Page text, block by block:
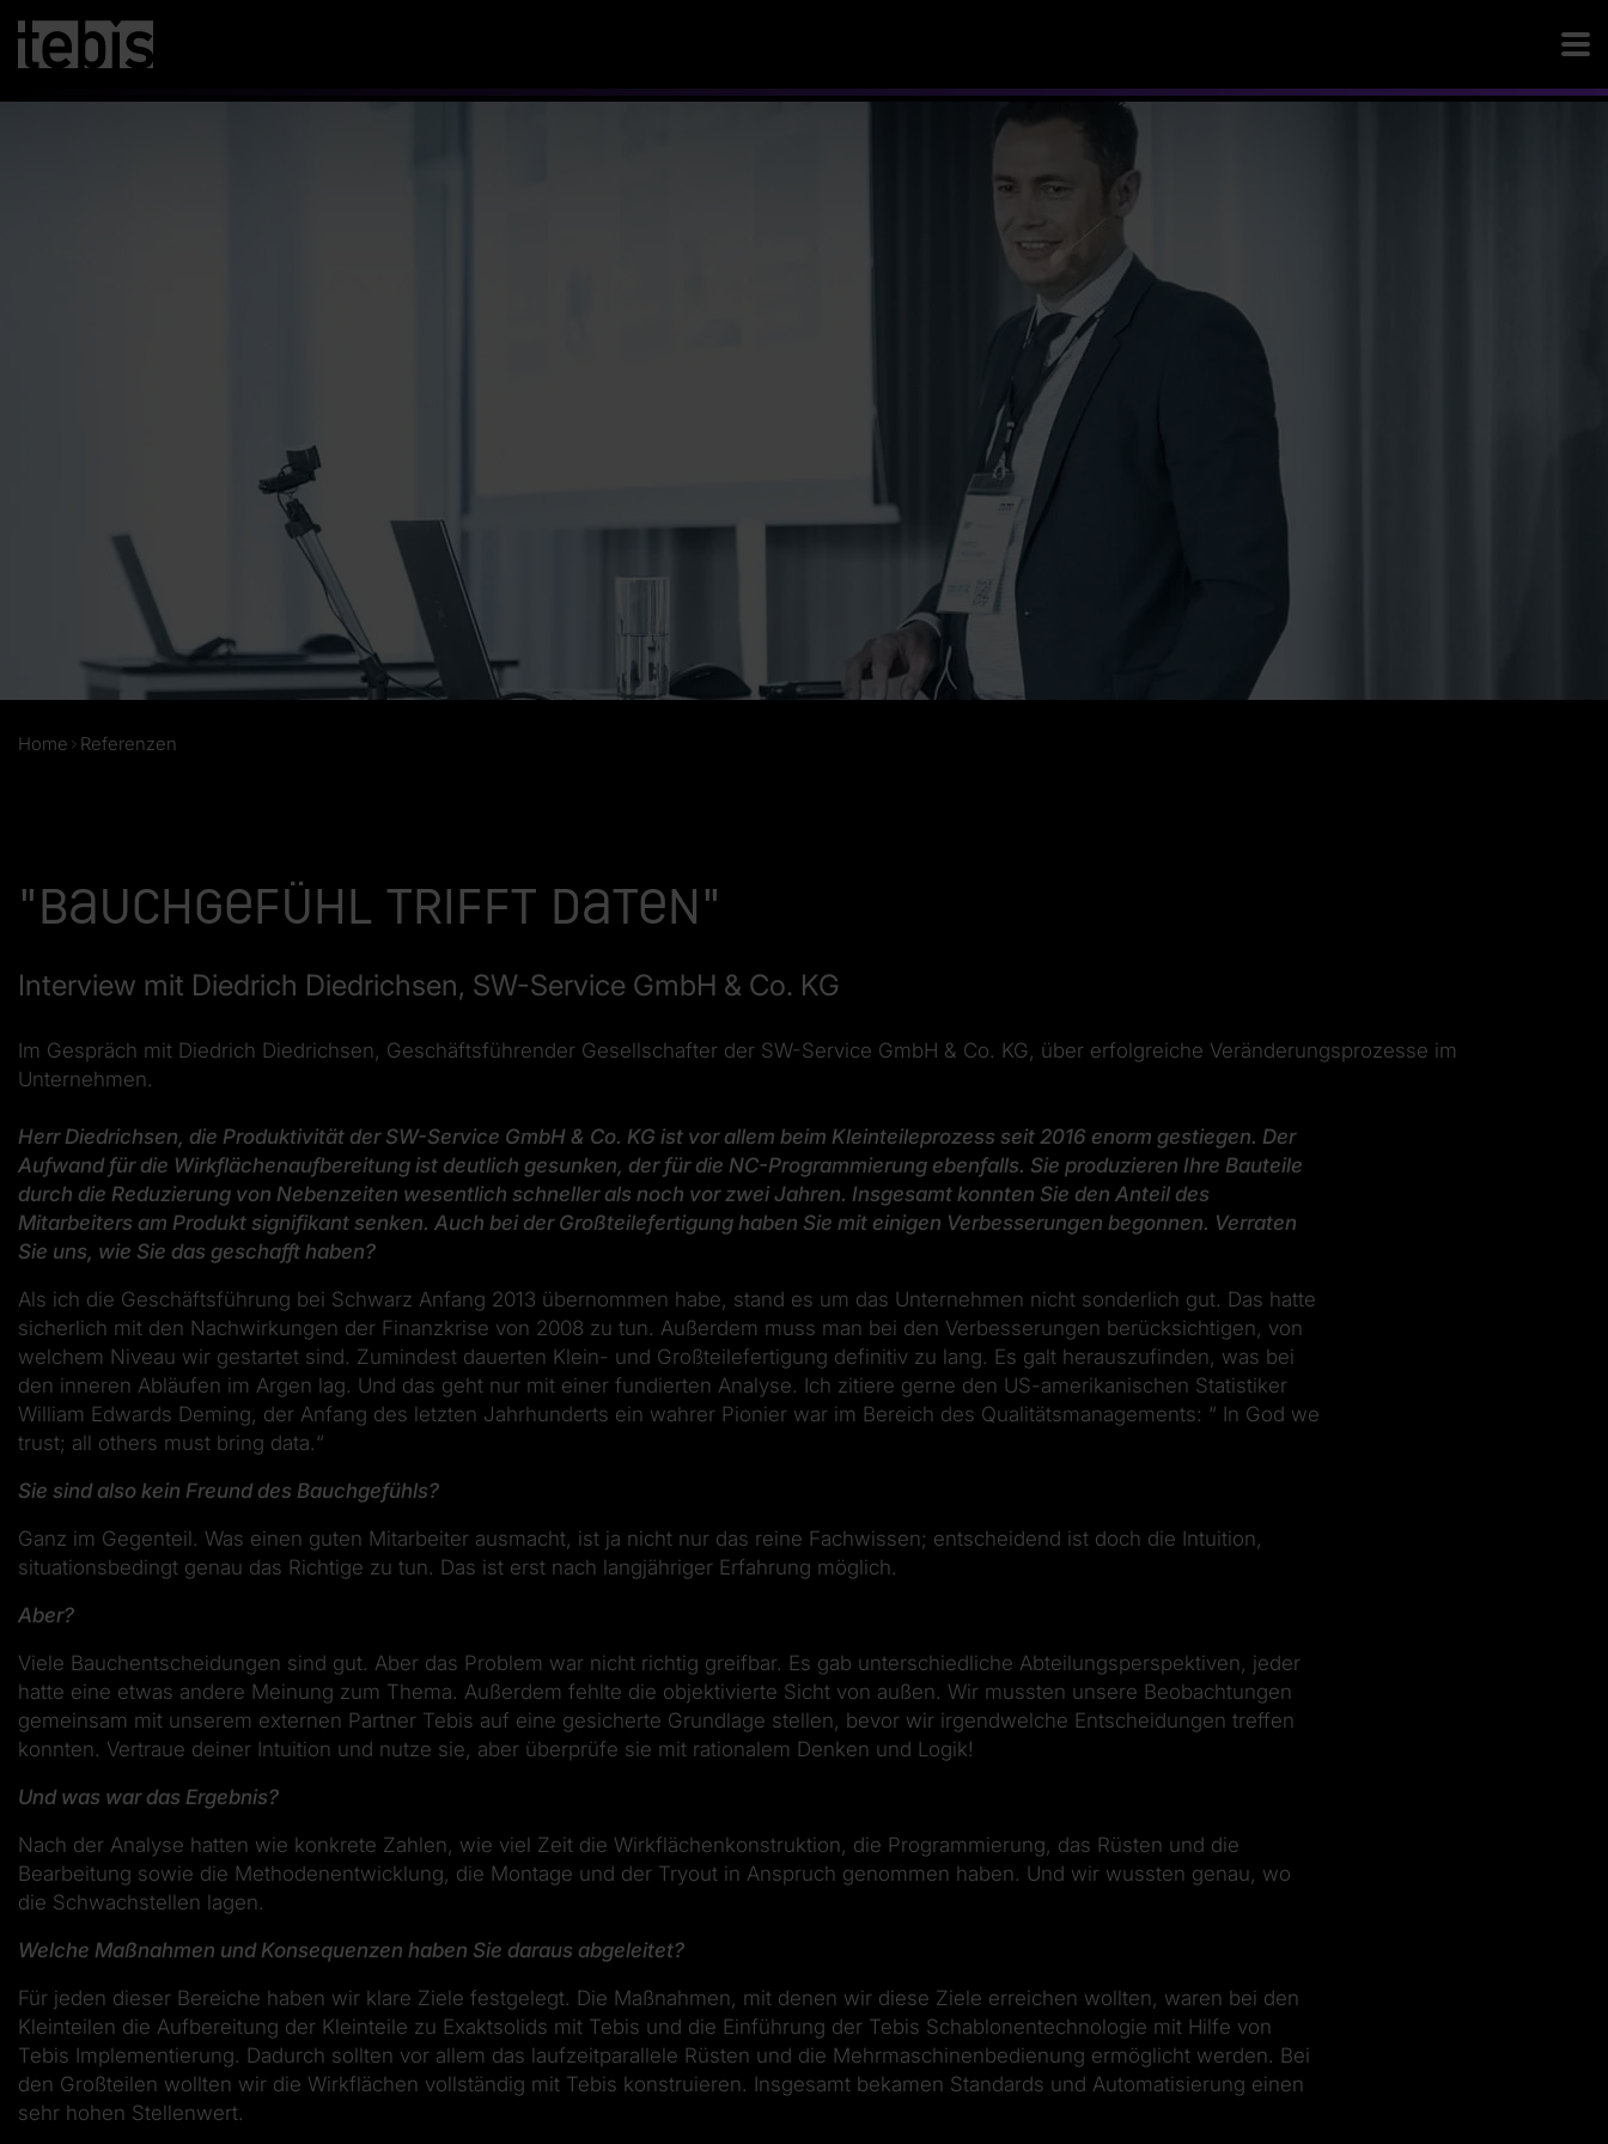
Home Referenzen
"Bauchgefühl trifft Daten"
Interview mit Diedrich Diedrichsen, SW-Service GmbH & Co. KG
Im Gespräch mit Diedrich Diedrichsen, Geschäftsführender Gesellschafter der SW-Service GmbH & Co. KG, über erfolgreiche Veränderungsprozesse im
Unternehmen.
Herr Diedrichsen, die Produktivität der SW-Service GmbH & Co. KG ist vor allem beim Kleinteileprozess seit 2016 enorm gestiegen. Der
Aufwand für die Wirkflächenaufbereitung ist deutlich gesunken, der für die NC-Programmierung ebenfalls. Sie produzieren Ihre Bauteile
durch die Reduzierung von Nebenzeiten wesentlich schneller als noch vor zwei Jahren. Insgesamt konnten Sie den Anteil des
Mitarbeiters am Produkt signifikant senken. Auch bei der Großteilefertigung haben Sie mit einigen Verbesserungen begonnen. Verraten
Sie uns, wie Sie das geschafft haben?
Als ich die Geschäftsführung bei Schwarz Anfang 2013 übernommen habe, stand es um das Unternehmen nicht sonderlich gut. Das hatte
sicherlich mit den Nachwirkungen der Finanzkrise von 2008 zu tun. Außerdem muss man bei den Verbesserungen berücksichtigen, von
welchem Niveau wir gestartet sind. Zumindest dauerten Klein- und Großteilefertigung definitiv zu lang. Es galt herauszufinden, was bei
den inneren Abläufen im Argen lag. Und das geht nur mit einer fundierten Analyse. Ich zitiere gerne den US-amerikanischen Statistiker
William Edwards Deming, der Anfang des letzten Jahrhunderts ein wahrer Pionier war im Bereich des Qualitätsmanagements: “ In God we
trust; all others must bring data.“
Sie sind also kein Freund des Bauchgefühls?
Ganz im Gegenteil. Was einen guten Mitarbeiter ausmacht, ist ja nicht nur das reine Fachwissen; entscheidend ist doch die Intuition,
situationsbedingt genau das Richtige zu tun. Das ist erst nach langjähriger Erfahrung möglich.
Aber?
Viele Bauchentscheidungen sind gut. Aber das Problem war nicht richtig greifbar. Es gab unterschiedliche Abteilungsperspektiven, jeder
hatte eine etwas andere Meinung zum Thema. Außerdem fehlte die objektivierte Sicht von außen. Wir mussten unsere Beobachtungen
gemeinsam mit unserem externen Partner Tebis auf eine gesicherte Grundlage stellen, bevor wir irgendwelche Entscheidungen treffen
konnten. Vertraue deiner Intuition und nutze sie, aber überprüfe sie mit rationalem Denken und Logik!
Und was war das Ergebnis?
Nach der Analyse hatten wie konkrete Zahlen, wie viel Zeit die Wirkflächenkonstruktion, die Programmierung, das Rüsten und die
Bearbeitung sowie die Methodenentwicklung, die Montage und der Tryout in Anspruch genommen haben. Und wir wussten genau, wo
die Schwachstellen lagen.
Welche Maßnahmen und Konsequenzen haben Sie daraus abgeleitet?
Für jeden dieser Bereiche haben wir klare Ziele festgelegt. Die Maßnahmen, mit denen wir diese Ziele erreichen wollten, waren bei den
Kleinteilen die Aufbereitung der Kleinteile zu Exaktsolids mit Tebis und die Einführung der Tebis Schablonentechnologie mit Hilfe von
Tebis Implementierung. Dadurch sollten vor allem das laufzeitparallele Rüsten und die Mehrmaschinenbedienung ermöglicht werden. Bei
den Großteilen wollten wir die Wirkflächen vollständig mit Tebis konstruieren. Insgesamt bekamen Standards und Automatisierung einen
sehr hohen Stellenwert.